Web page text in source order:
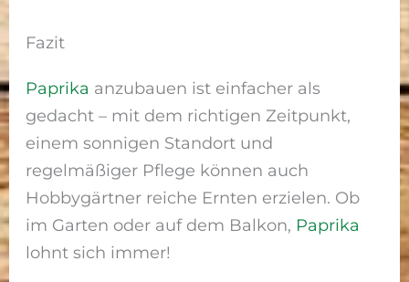
Fazit
Paprika anzubauen ist einfacher als
gedacht – mit dem richtigen Zeitpunkt,
einem sonnigen Standort und
regelmäßiger Pflege können auch
Hobbygärtner reiche Ernten erzielen. Ob
im Garten oder auf dem Balkon, Paprika
lohnt sich immer!